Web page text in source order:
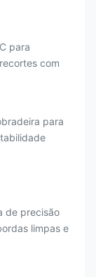
para
com
para
de precisão
limpas e